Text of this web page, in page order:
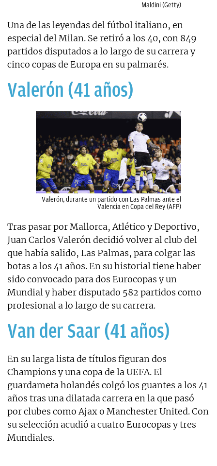
Maldini (Getty)
Una de las leyendas del fútbol italiano, en
especial del Milan. Se retiró a los 40, con 849
partidos disputados a lo largo de su carrera y
cinco copas de Europa en su palmarés.
Valerón (41 años)
Valerón, durante un partido con Las Palmas ante el
Valencia en Copa del Rey (AFP)
Tras pasar por Mallorca, Atlético y Deportivo,
Juan Carlos Valerón decidió volver al club del
que había salido, Las Palmas, para colgar las
botas a los 41 años. En su historial tiene haber
sido convocado para dos Eurocopas y un
Mundial y haber disputado 582 partidos como
profesional a lo largo de su carrera.
Van der Saar (41 años)
En su larga lista de títulos figuran dos
Champions y una copa de la UEFA. El
guardameta holandés colgó los guantes a los 41
años tras una dilatada carrera en la que pasó
por clubes como Ajax o Manchester United. Con
su selección acudió a cuatro Eurocopas y tres
Mundiales.